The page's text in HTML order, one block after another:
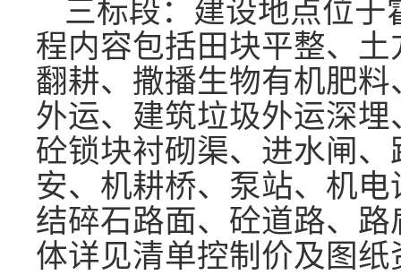
三标段：建设地点位于
程内容包括田块平整、
翻耕、撒播生物有机肥
外运、建筑垃圾外运深
砼锁块衬砌渠、进水闸
安、机耕桥、泵站、机
结碎石路面、砼道路、
体详见清单控制价及图纸